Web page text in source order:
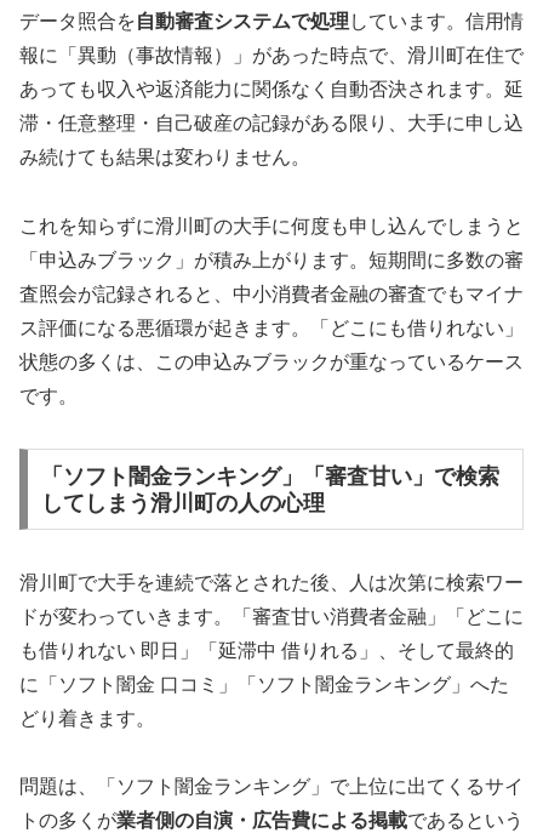
データ照合を自動審査システムで処理 しています。信用情
報に「異動（事故情報）」があった時点で、滑川町在住で
あっても収入や返済能力に関係なく自動否決されます。延
滞・任意整理・自己破産の記録がある限り、大手に申し込
み続けても結果は変わりません。
これを知らずに滑川町の大手に何度も申し込んでしまうと
「申込みブラック」が積み上がります。短期間に多数の審
査照会が記録されると、中小消費者金融の審査でもマイナ
ス評価になる悪循環が起きます。「どこにも借りれない」
状態の多くは、この申込みブラックが重なっているケース
です。
「ソフト闇金ランキング」「審査甘い」で検索
してしまう滑川町の人の心理
滑川町で大手を連続で落とされた後、人は次第に検索ワー
ドが変わっていきます。「審査甘い消費者金融」「どこに
も借りれない 即日」「延滞中 借りれる」、そして最終的
に「ソフト闇金 口コミ」「ソフト闇金ランキング」へた
どり着きます。
問題は、「ソフト闇金ランキング」で上位に出てくるサイ
トの多くが業者側の自演・広告費による掲載であるという